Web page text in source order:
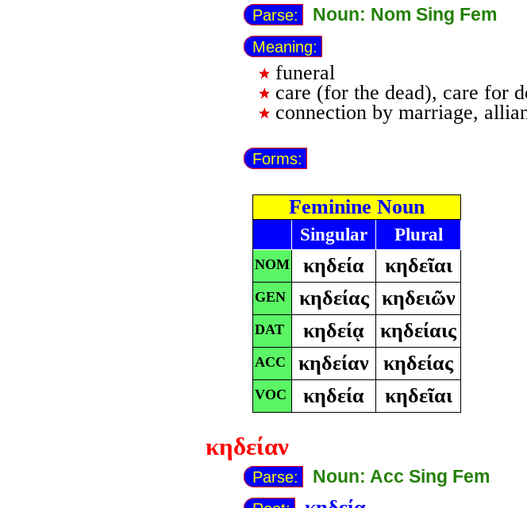
Parse: Noun: Nom Sing Fem
Meaning:
funeral
care (for the dead), care for
connection by marriage,
Forms:
Feminine Noun
Singular Plural
NOM κηδεία κηδεῖαι
GEN κηδείας κηδειῶν
DAT κηδείᾳ κηδείαις
ACC κηδείαν κηδείας
VOC κηδεία κηδεῖαι
κηδείαν
Parse: Noun: Acc Sing Fem